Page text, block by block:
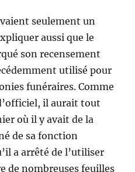
seulement un
aussi que le
son recensement
utilisé pour
funéraires. Comme
il aurait tout
où il y avait de la
de sa fonction
a arrêté de l’utiliser
de nombreuses feuilles